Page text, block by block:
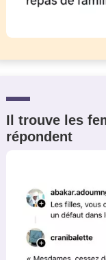
Il trouve les
répondent